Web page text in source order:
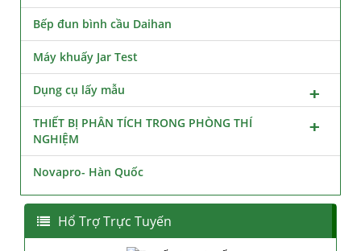
Bếp đun bình cầu Daihan
Máy khuấy Jar Test
Dụng cụ lấy mẫu
THIẾT BỊ PHÂN TÍCH TRONG PHÒNG THÍ
NGHIỆM
Novapro- Hàn Quốc
Hổ Trợ Trực Tuyến